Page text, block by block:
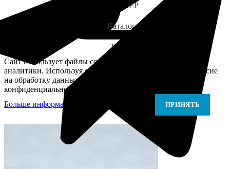
ЗАМЕР
Каталог
Telegram
Сайт использует файлы cookie для персонализации и
аналитики. Используя сайт, вы подтверждаете своё согласие
на обработку данных в соответствии с Политикой
конфиденциальности.
Больше информации
ПРИНЯТЬ